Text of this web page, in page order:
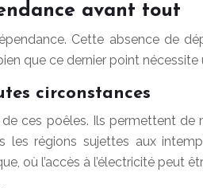
avant tout
Cette absence de
que ce dernier point
circonstances
ces poêles. Ils permettent
les régions sujettes aux
où l’accès à l’électricité peut